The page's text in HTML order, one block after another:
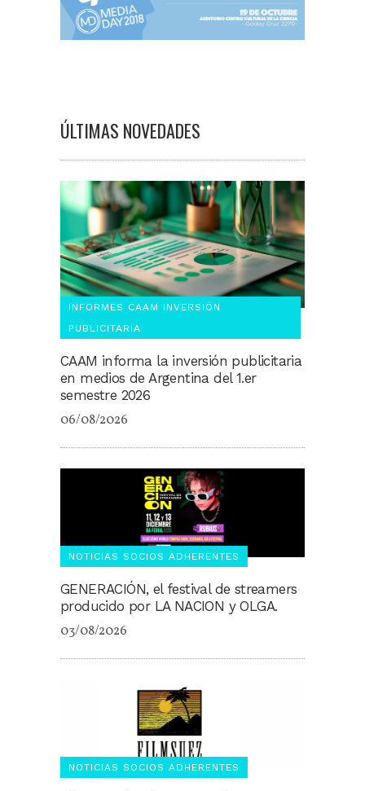
ÚLTIMAS NOVEDADES
INFORMES CAAM INVERSIÓN
PUBLICITARIA
CAAM informa la inversión publicitaria
en medios de Argentina del 1.er
semestre 2026
06/08/2026
NOTICIAS SOCIOS ADHERENTES
GENERACIÓN, el festival de streamers
producido por LA NACION y OLGA.
03/08/2026
NOTICIAS SOCIOS ADHERENTES